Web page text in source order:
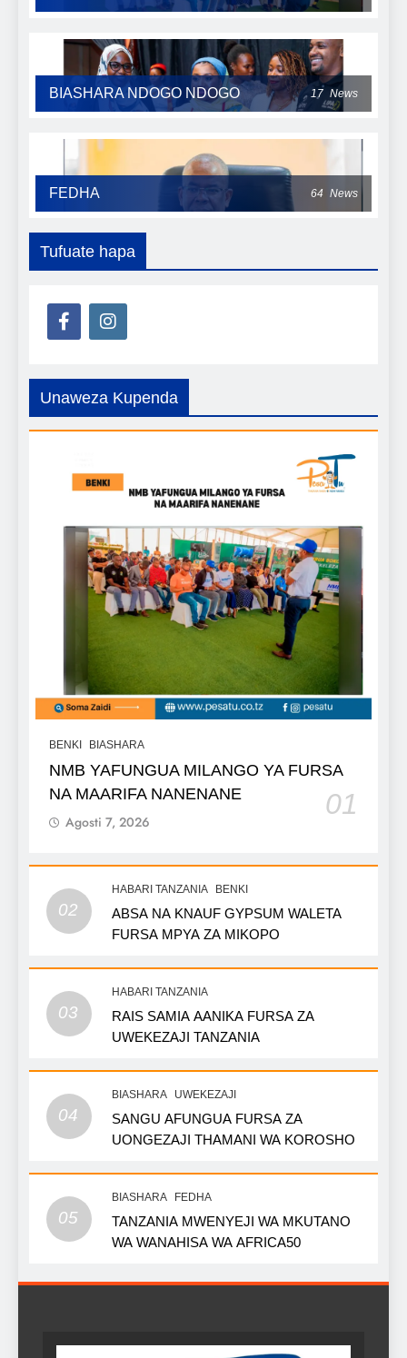
BIASHARA NDOGO NDOGO 17 News
FEDHA 64 News
Tufuate hapa
Unaweza Kupenda
BENKI BIASHARA
NMB YAFUNGUA MILANGO YA FURSA
NA MAARIFA NANENANE
01
Agosti 7, 2026
02
HABARI TANZANIA BENKI
ABSA NA KNAUF GYPSUM WALETA
FURSA MPYA ZA MIKOPO
03
HABARI TANZANIA
RAIS SAMIA AANIKA FURSA ZA
UWEKEZAJI TANZANIA
04
BIASHARA UWEKEZAJI
SANGU AFUNGUA FURSA ZA
UONGEZAJI THAMANI WA KOROSHO
05
BIASHARA FEDHA
TANZANIA MWENYEJI WA MKUTANO
WA WANAHISA WA AFRICA50